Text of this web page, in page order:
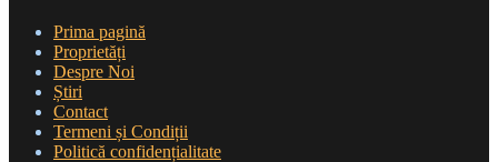
Prima pagină
Proprietăți
Despre Noi
Știri
Contact
Termeni și Condiții
Politică confidențialitate